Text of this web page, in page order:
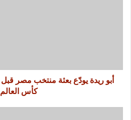
أبو ريدة يودّع بعثة منتخب مصر
كأس العالم